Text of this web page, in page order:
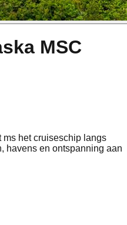
MSC
ms het cruiseschip langs
havens en ontspanning aan